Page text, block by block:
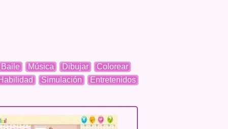
Baile Música Dibujar
Colorear
Simulación
Entretenidos